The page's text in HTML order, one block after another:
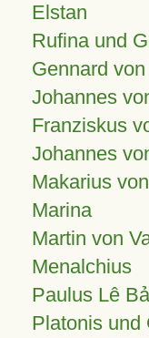
Elstan
Rufina und
Gennard
Johannes
Franziskus
Johannes
Makarius
Marina
Martin von
Menalchius
Paulus Lê
Platonis und